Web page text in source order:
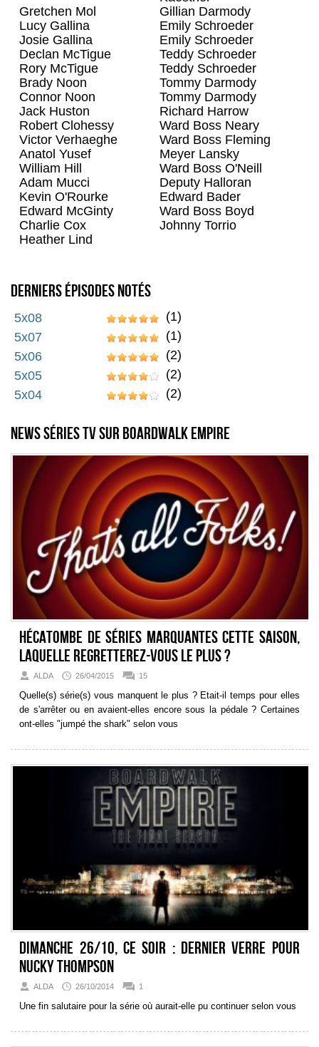
Gretchen Mol
Gillian Darmody
Lucy Gallina
Emily Schroeder
Josie Gallina
Emily Schroeder
Declan McTigue
Teddy Schroeder
Rory McTigue
Teddy Schroeder
Brady Noon
Tommy Darmody
Connor Noon
Tommy Darmody
Jack Huston
Richard Harrow
Robert Clohessy
Ward Boss Neary
Victor Verhaeghe
Ward Boss Fleming
Anatol Yusef
Meyer Lansky
William Hill
Ward Boss O'Neill
Adam Mucci
Deputy Halloran
Kevin O'Rourke
Edward Bader
Edward McGinty
Ward Boss Boyd
Charlie Cox
Johnny Torrio
Heather Lind
Derniers épisodes notés
5x08
(1)
5x07
(1)
5x06
(2)
5x05
(2)
5x04
(2)
News séries TV sur Boardwalk Empire
Hécatombe de séries marquantes cette saison,
laquelle regretterez-vous le plus ?
ALDA 26/04/2015 15
Quelle(s) série(s) vous manquent le plus ? Etait-il temps pour elles
de s'arrêter ou en avaient-elles encore sous la pédale ? Certaines
ont-elles "jumpé the shark" selon vous
Dimanche 26/10, ce soir : Dernier verre pour
Nucky Thompson
ALDA 26/10/2014 1
Une fin salutaire pour la série où aurait-elle pu continuer selon vous